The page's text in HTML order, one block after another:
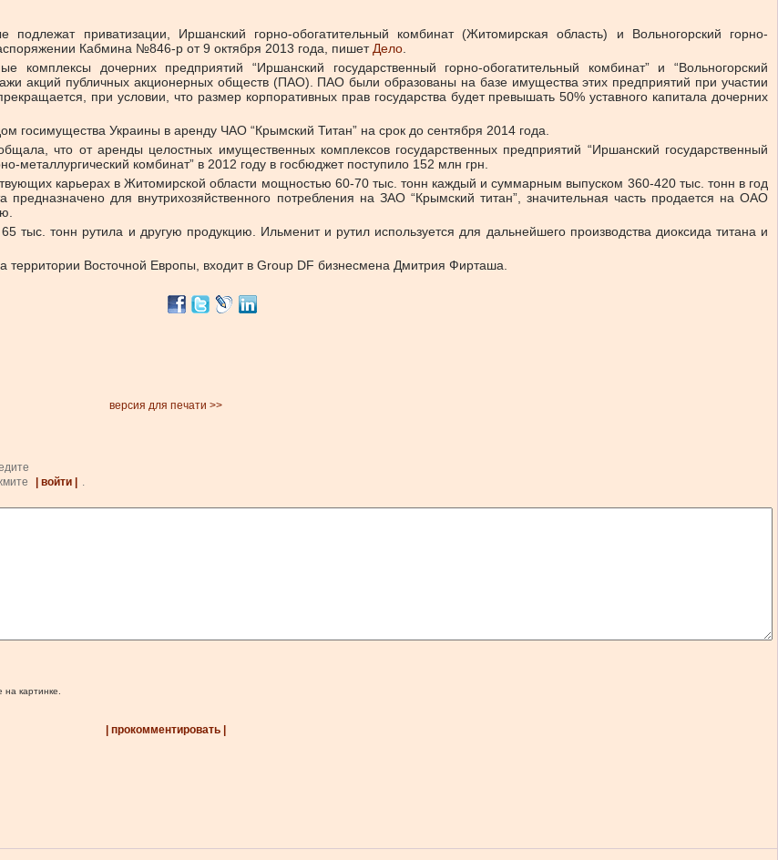
приватизации, Иршанский горно-обогатительный комбинат (Житомирская область) и Вольногорский горно-
Кабмина №846-р от 9 октября 2013 года, пишет Дело
комплексы дочерних предприятий “Иршанский государственный горно-обогатительный комбинат” и “Вольногорский
акций публичных акционерных обществ (ПАО). ПАО были образованы на базе имущества этих предприятий при участии
при условии, что размер корпоративных прав государства будет превышать 50% уставного капитала дочерних
Украины в аренду ЧАО “Крымский Титан” на срок до сентября 2014 года.
что от аренды целостных имущественных комплексов государственных предприятий “Иршанский государственный
металлургический комбинат” в 2012 году в госбюджет поступило 152 млн грн.
карьерах в Житомирской области мощностью 60-70 тыс. тонн каждый и суммарным выпуском 360-420 тыс. тонн в год
для внутрихозяйственного потребления на ЗАО “Крымский титан”, значительная часть продается на ОАО
тыс. тонн рутила и другую продукцию. Ильменит и рутил используется для дальнейшего производства диоксида титана и
Восточной Европы, входит в Group DF бизнесмена Дмитрия Фирташа.
версия для печати >>
| войти |
.
картинке.
| прокомментировать |